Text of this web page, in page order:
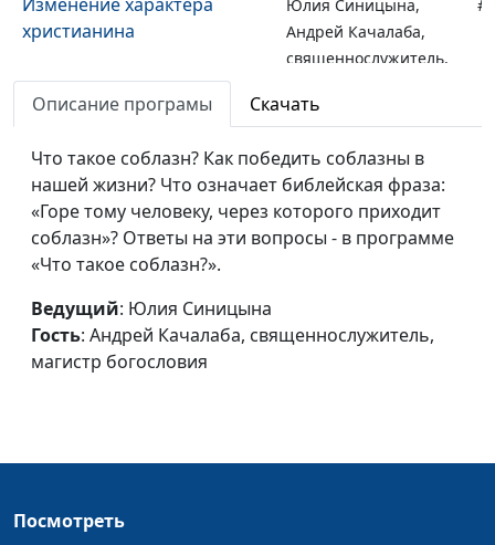
христианина
Юлия Синицына,
Андрей Качалаба,
священнослужитель,
пороком?
Юлия Синицына,
Андрей Качалаба,
священнослужитель,
магистр богословия
Ревность Божья
Юлия Синицына,
магистр богословия
Бережливость и жадность
магистр богословия
Описание програмы Скачать
Что такое соблазн? Как победить соблазны в
нашей жизни? Что означает библейская фраза:
«Горе тому человеку, через которого приходит
соблазн»? Ответы на эти вопросы - в программе
«Что такое соблазн?».
Ведущий: Юлия Синицына
Гость: Андрей Качалаба, священнослужитель,
магистр богословия
Посмотреть